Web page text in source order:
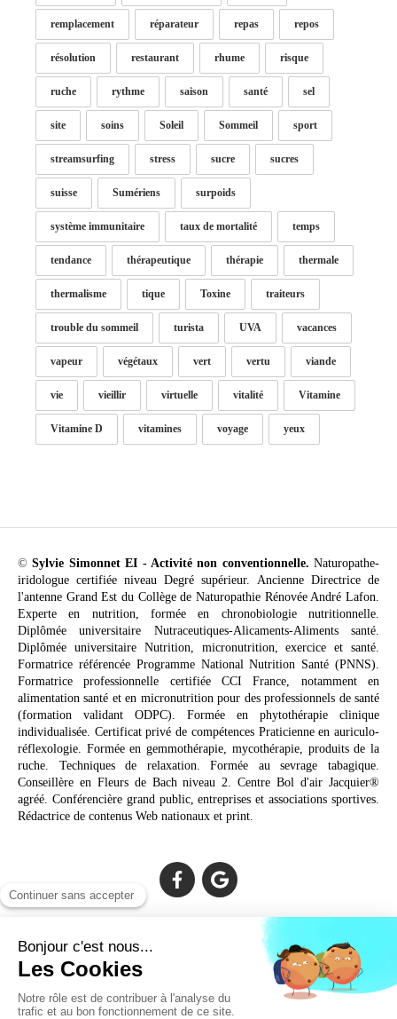
remplacement réparateur repas repos
résolution restaurant rhume risque
ruche rythme saison santé sel
site soins Soleil Sommeil sport
streamsurfing stress sucre sucres
suisse Sumériens surpoids
système immunitaire taux de mortalité temps
tendance thérapeutique thérapie thermale
thermalisme tique Toxine traiteurs
trouble du sommeil turista UVA vacances
vapeur végétaux vert vertu viande
vie vieillir virtuelle vitalité Vitamine
Vitamine D vitamines voyage yeux
©Sylvie Simonnet EI - Activité non conventionnelle. Naturopathe-
iridologue certifiée niveau Degré supérieur. Ancienne Directrice de
l'antenne Grand Est du Collège de Naturopathie Rénovée André Lafon.
Experte en nutrition, formée en chronobiologie nutritionnelle.
Diplômée universitaire Nutraceutiques-Alicaments-Aliments santé.
Diplômée universitaire Nutrition, micronutrition, exercice et santé.
Formatrice référencée Programme National Nutrition Santé (PNNS).
Formatrice professionnelle certifiée CCI France, notamment en
alimentation santé et en micronutrition pour des professionnels de santé
(formation validant ODPC). Formée en phytothérapie clinique
individualisée. Certificat privé de compétences Praticienne en auriculo-
réflexologie. Formée en gemmothérapie, mycothérapie, produits de la
ruche. Techniques de relaxation. Formée au sevrage tabagique.
Conseillère en Fleurs de Bach niveau 2. Centre Bol d'air Jacquier®
agréé. Conférencière grand public, entreprises et associations sportives.
Rédactrice de contenus Web nationaux et print.
Cabinet facilement accessible depuis :
Lechiagat, Treffiagat, Lesconil, Loctudy, Plobannalec, Fouesnant,
Plomeur, Pont L'Abbé, Quimper, Bénodet, Concarneau,
Douarnenez, Crozon, Rosporden, Pont-Aven, Brest, Landerneau